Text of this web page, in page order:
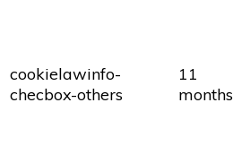
cookielawinfo-
checbox-others
11
months